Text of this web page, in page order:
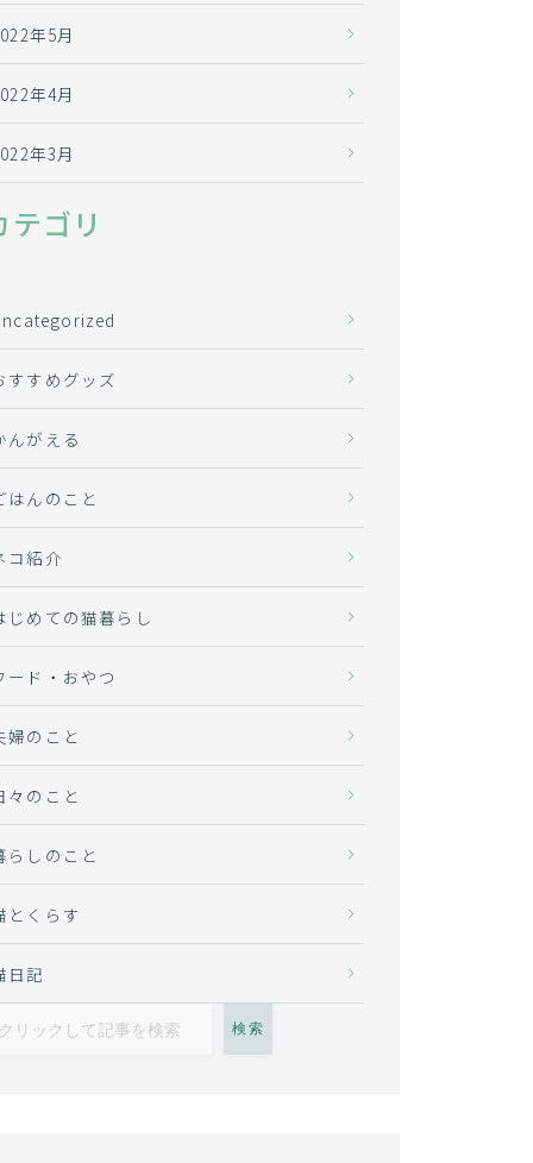
年5月
年4月
年3月
テゴリ
すすめグッズ
んがえる
はんのこと
コ紹介
じめての猫暮らし
ード・おやつ
婦のこと
々のこと
らしのこと
とくらす
日記
検索